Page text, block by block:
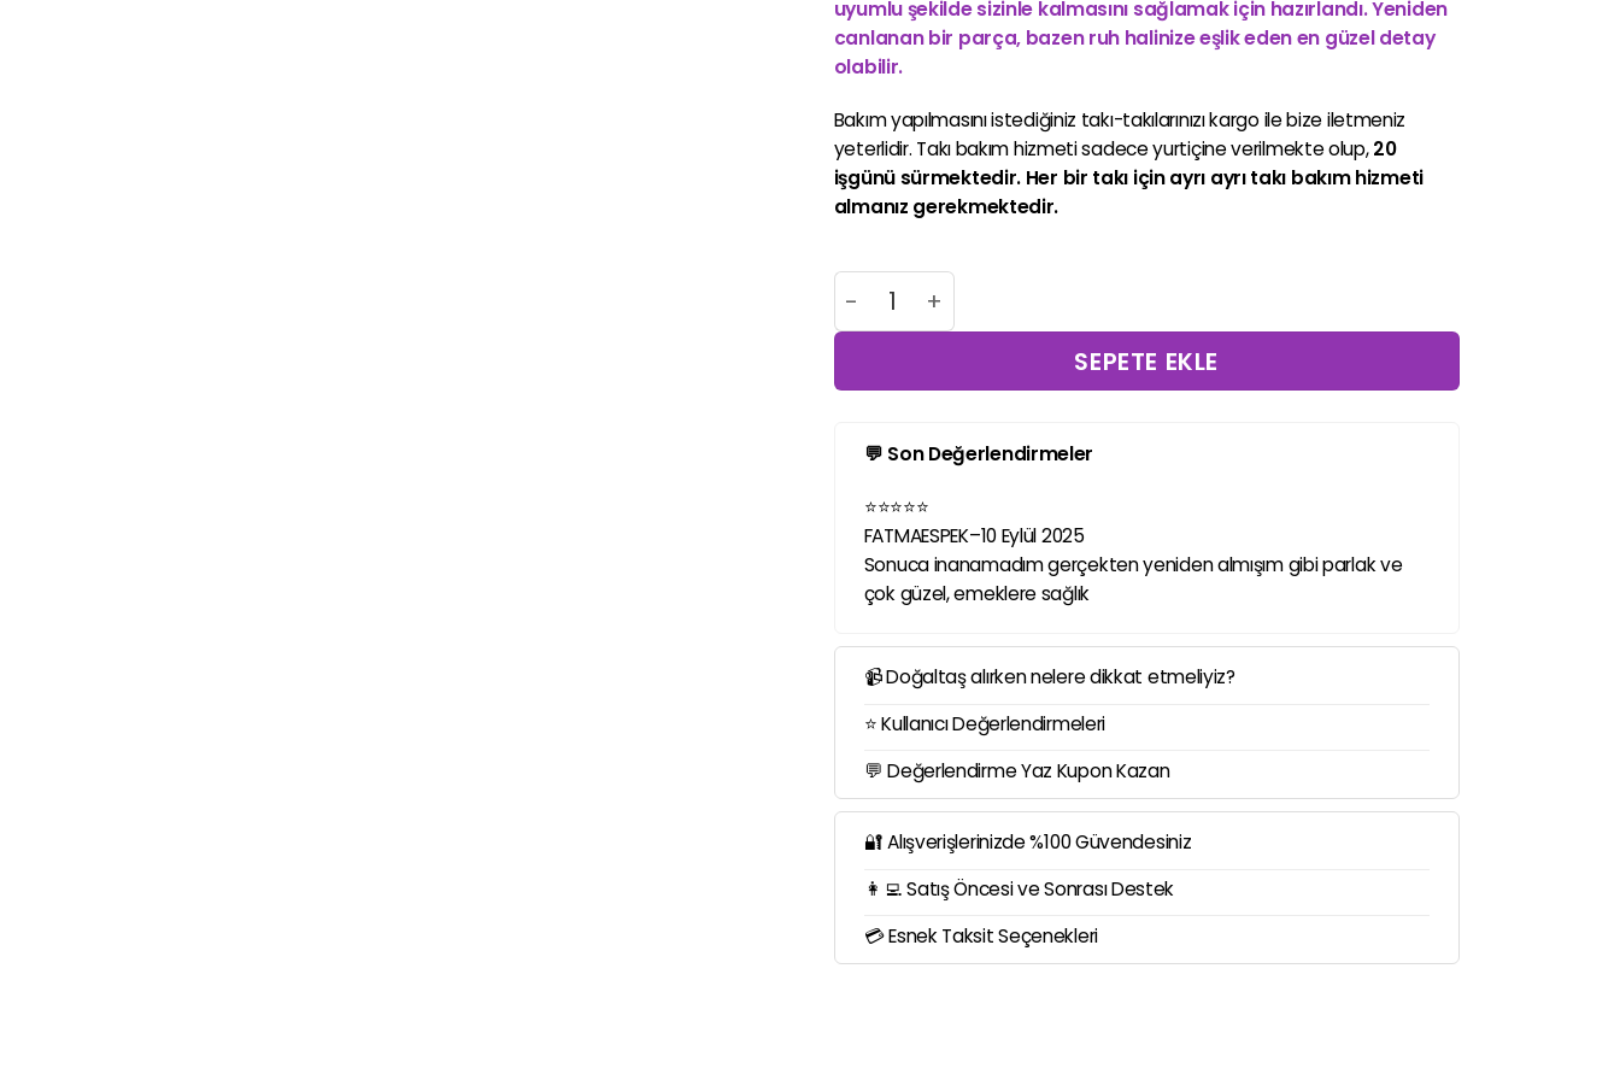
uyumlu şekilde sizinle kalmasını sağlamak için hazırlandı. Yeniden
canlanan bir parça, bazen ruh halinize eşlik eden en güzel detay
olabilir.
Bakım yapılmasını istediğiniz takı-takılarınızı kargo ile bize iletmeniz
yeterlidir. Takı bakım hizmeti sadece yurtiçine verilmekte olup,20
işgünü sürmektedir. Her bir takı için ayrı ayrı takı bakım hizmeti
almanız gerekmektedir.
TAKI BAKIM HİZMETİ adet
SEPETE EKLE
💬 Son Değerlendirmeler
⭐⭐⭐⭐⭐
FATMAESPEK–10 Eylül 2025
Sonuca inanamadım gerçekten yeniden almışım gibi parlak ve
çok güzel, emeklere sağlık
📹 Doğaltaş alırken nelere dikkat etmeliyiz?
⭐ Kullanıcı Değerlendirmeleri
💬 Değerlendirme Yaz Kupon Kazan
🔐 Alışverişlerinizde %100 Güvendesiniz
👩‍💻 Satış Öncesi ve Sonrası Destek
💳 Esnek Taksit Seçenekleri